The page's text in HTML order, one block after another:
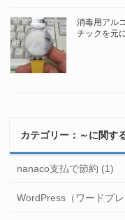
消毒用アル
チックを元
カテゴリー：～に関す
nanaco支払で節約 (1)
WordPress（ワードプ